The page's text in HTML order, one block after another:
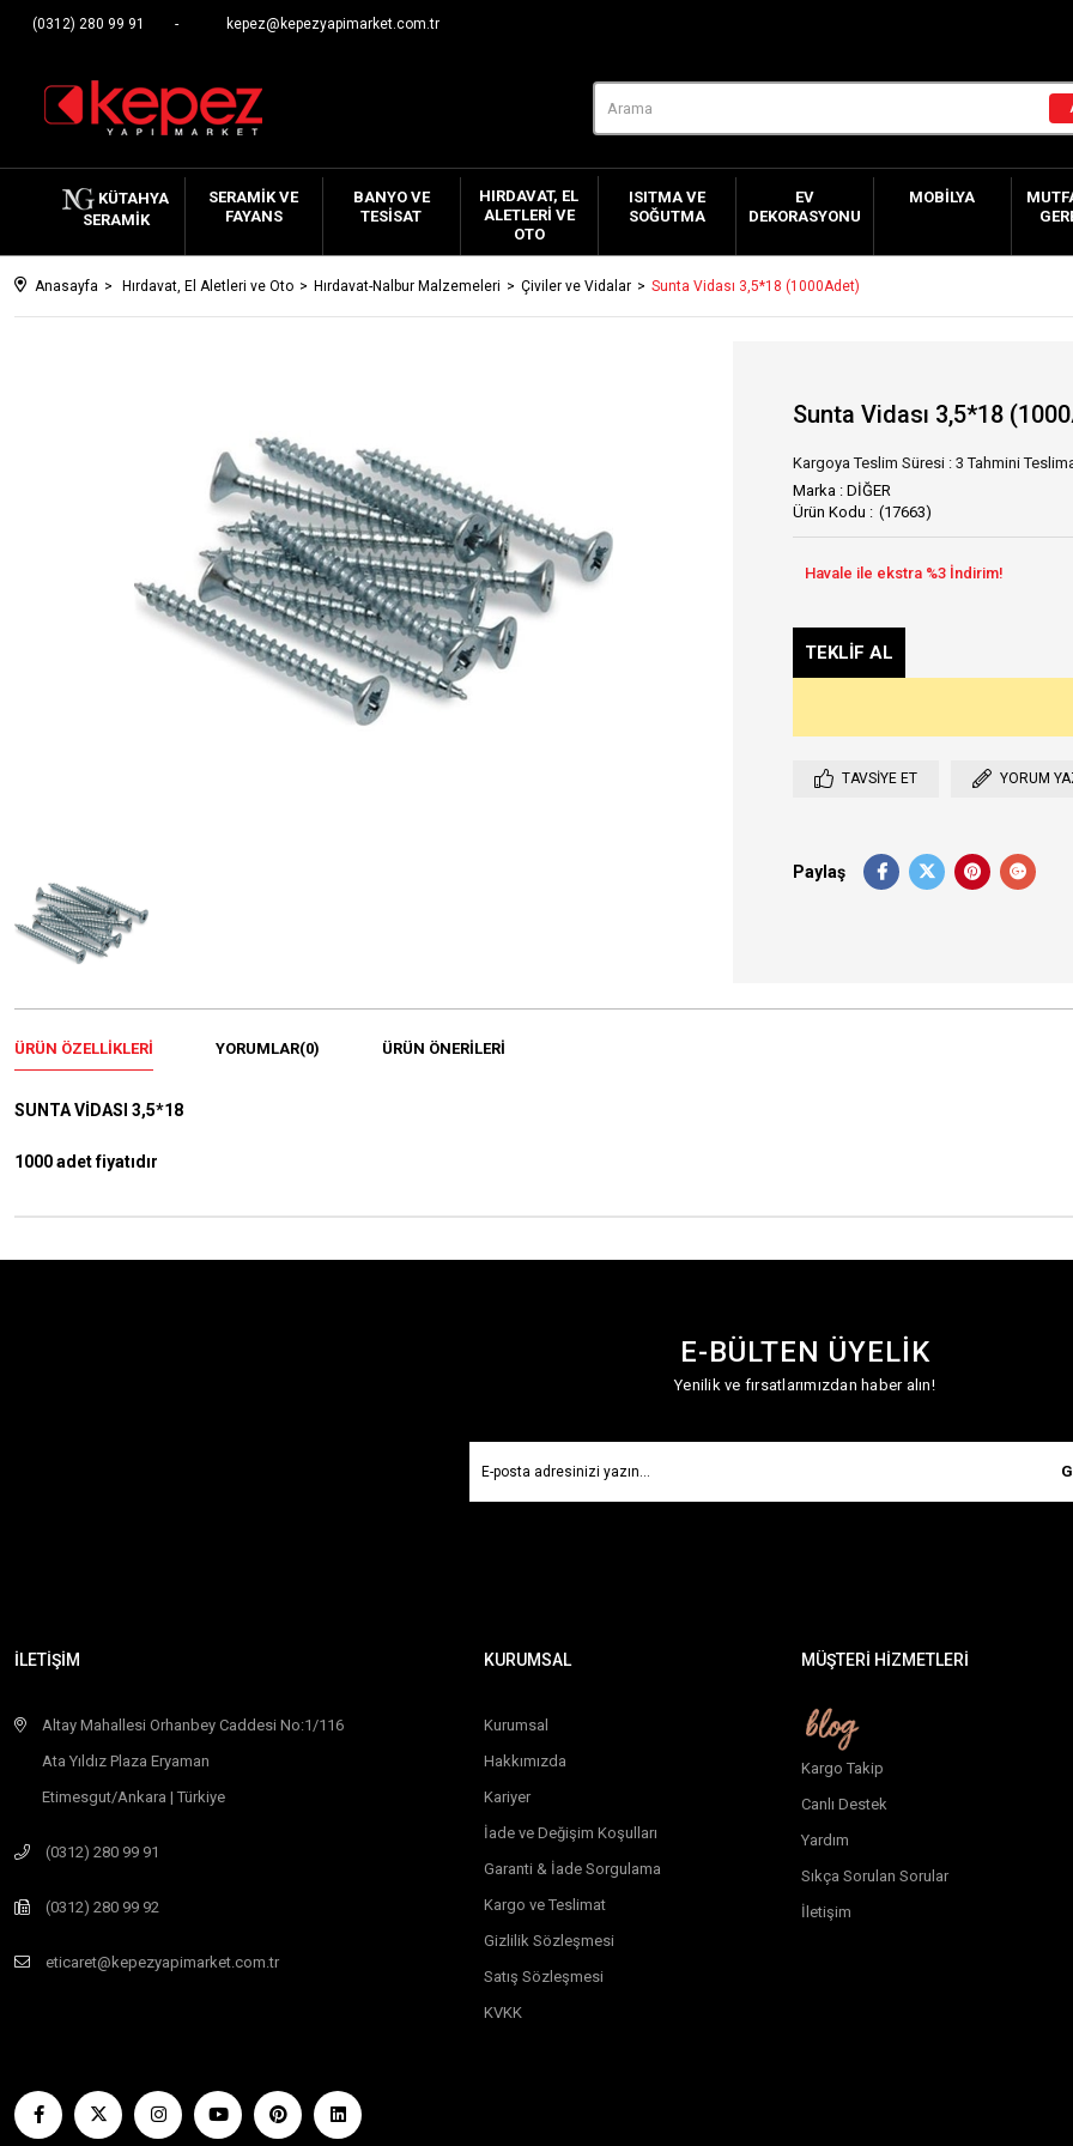
(0312) 280 99 91 kepez@kepezyapimarket.com.tr
KÜTAHYA
SERAMIK
SERAMIK VE
FAYANS
BANYO VE
TESISAT
HIRDAVAT, EL
ALETLERI VE
OTO
ISITMA VE
SOĞUTMA
EV
DEKORASYONU
MOBILYA
Anasayfa Hırdavat, El Aletleri ve Oto Hırdavat-Nalbur Malzemeleri Çiviler ve Vidalar Sunta Vidası 3,5*18 (1000Adet)
Sunta Vidası 3,5*18
Kargoya Teslim Süresi : 3 Tahmini
Marka : DİĞER
(17663)
TAVSIYE ET YORUM
Paylaş
ÜRÜN ÖZELLIKLERI YORUMLAR(0) ÜRÜN ÖNERILERI
SUNTA VİDASI 3,5*18
1000 adet fiyatıdır
E-BÜLTEN ÜYELİK
Yenilik ve fırsatlarımızdan haber alın!
İLETİŞİM
Altay Mahallesi Orhanbey Caddesi No:1/116
Ata Yıldız Plaza Eryaman
Etimesgut/Ankara | Türkiye
(0312) 280 99 91
(0312) 280 99 92
eticaret@kepezyapimarket.com.tr
KURUMSAL
Kurumsal
Hakkımızda
Kariyer
İade ve Değişim Koşulları
Garanti & İade Sorgulama
Kargo ve Teslimat
Gizlilik Sözleşmesi
Satış Sözleşmesi
KVKK
MÜŞTERİ HİZMETLERİ
Kargo Takip
Canlı Destek
Yardım
Sıkça Sorulan Sorular
İletişim